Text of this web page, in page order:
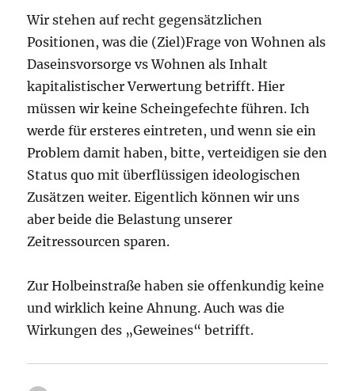
Wir stehen auf recht gegensätzlichen
Positionen, was die (Ziel)Frage von Wohnen als
Daseinsvorsorge vs Wohnen als Inhalt
kapitalistischer Verwertung betrifft. Hier
müssen wir keine Scheingefechte führen. Ich
werde für ersteres eintreten, und wenn sie ein
Problem damit haben, bitte, verteidigen sie den
Status quo mit überflüssigen ideologischen
Zusätzen weiter. Eigentlich können wir uns
aber beide die Belastung unserer
Zeitressourcen sparen.
Zur Holbeinstraße haben sie offenkundig keine
und wirklich keine Ahnung. Auch was die
Wirkungen des „Geweines“ betrifft.